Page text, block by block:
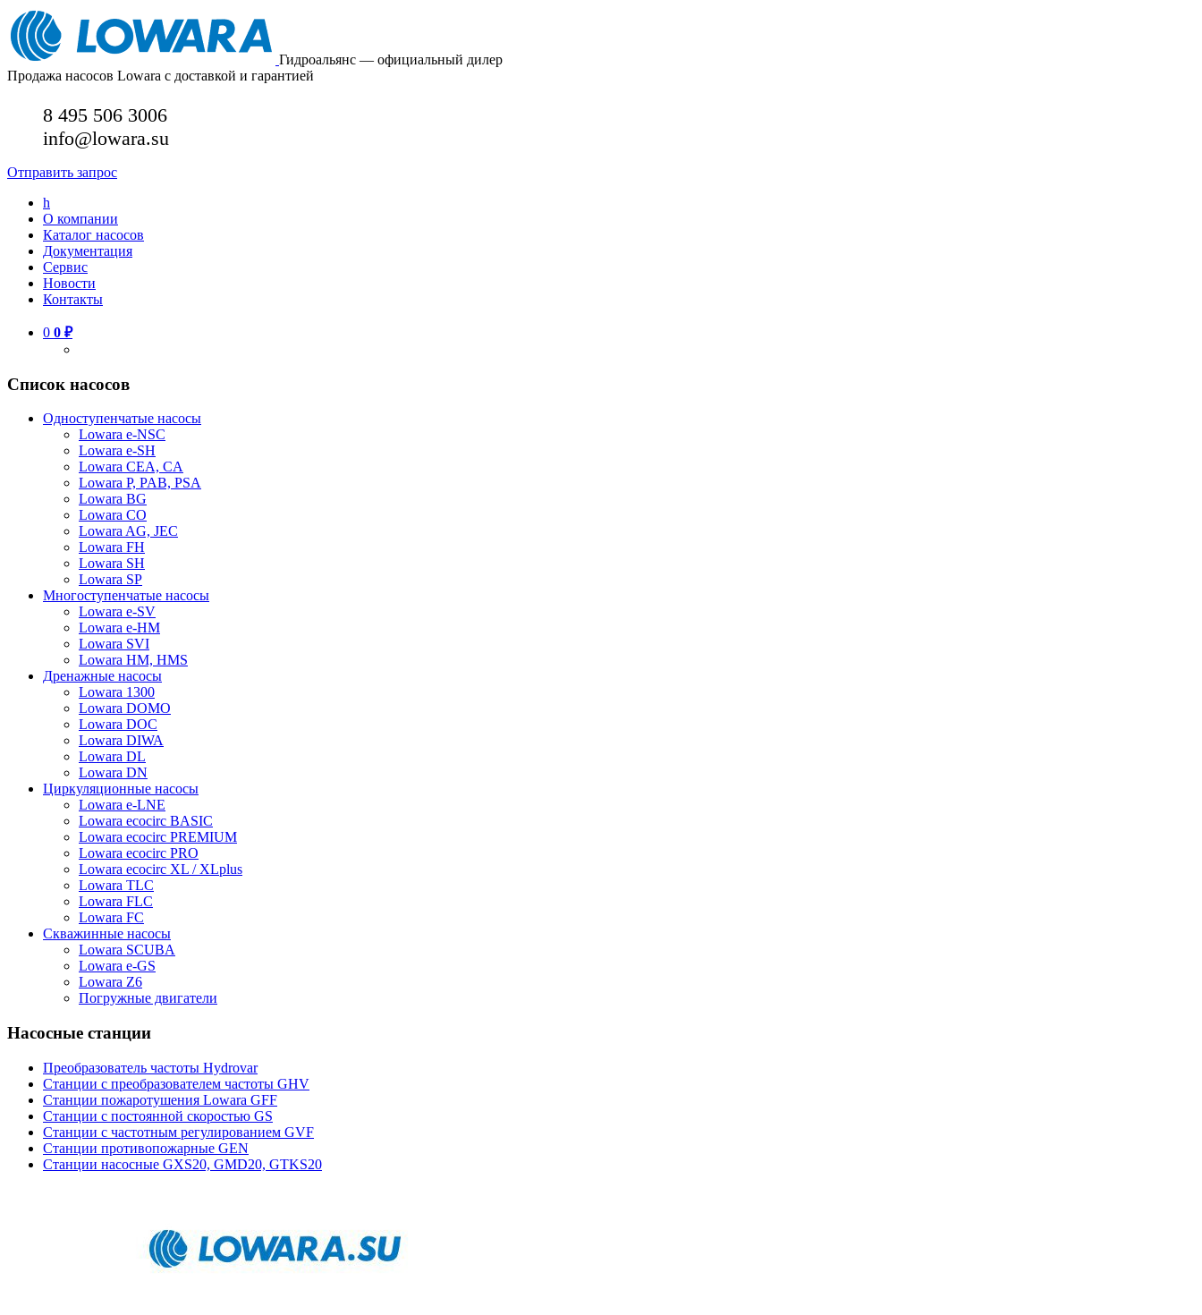
Гидроальянс — официальный дилер
Продажа насосов Lowara с доставкой и гарантией
8 495 506 3006
info@lowara.su
Отправить запрос
h
О компании
Каталог насосов
Документация
Сервис
Новости
Контакты
0 0 ₽
Список насосов
Одноступенчатые насосы
Lowara e-NSC
Lowara e-SH
Lowara CEA, CA
Lowara P, PAB, PSA
Lowara BG
Lowara CO
Lowara AG, JEC
Lowara FH
Lowara SH
Lowara SP
Многоступенчатые насосы
Lowara e-SV
Lowara e-HM
Lowara SVI
Lowara HM, HMS
Дренажные насосы
Lowara 1300
Lowara DOMO
Lowara DOC
Lowara DIWA
Lowara DL
Lowara DN
Циркуляционные насосы
Lowara e-LNE
Lowara ecocirc BASIC
Lowara ecocirc PREMIUM
Lowara ecocirc PRO
Lowara ecocirc XL / XLplus
Lowara TLC
Lowara FLC
Lowara FC
Скважинные насосы
Lowara SCUBA
Lowara e-GS
Lowara Z6
Погружные двигатели
Насосные станции
Преобразователь частоты Hydrovar
Станции с преобразователем частоты GHV
Станции пожаротушения Lowara GFF
Станции с постоянной скоростью GS
Станции с частотным регулированием GVF
Станции противопожарные GEN
Станции насосные GXS20, GMD20, GTKS20